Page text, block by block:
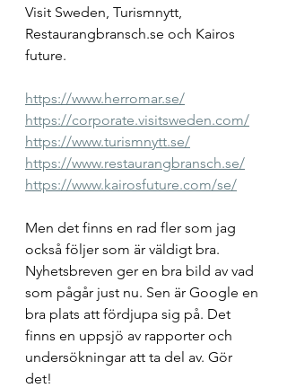
Visit Sweden, Turismnytt,
Restaurangbransch.se och Kairos
future.
https://www.herromar.se/
https://corporate.visitsweden.com/
https://www.turismnytt.se/
https://www.restaurangbransch.se/
https://www.kairosfuture.com/se/
Men det finns en rad fler som jag
också följer som är väldigt bra.
Nyhetsbreven ger en bra bild av vad
som pågår just nu. Sen är Google en
bra plats att fördjupa sig på. Det
finns en uppsjö av rapporter och
undersökningar att ta del av. Gör
det!